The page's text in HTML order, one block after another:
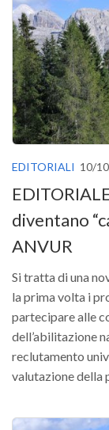
Reports
Simposii
Congressi
Pagina
Premi SISEF
XV
XIV
XIII
XII
XI
X
IX
VIII
VII
VI
EDITORIALI 10/
diventano
ANVUR
Si tratta di una
la prima volta i
partecipare alle
dell’abilitazione
reclutamento
valutazione della